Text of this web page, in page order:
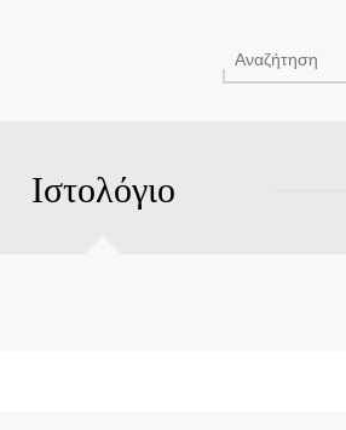
Ιστολόγιο